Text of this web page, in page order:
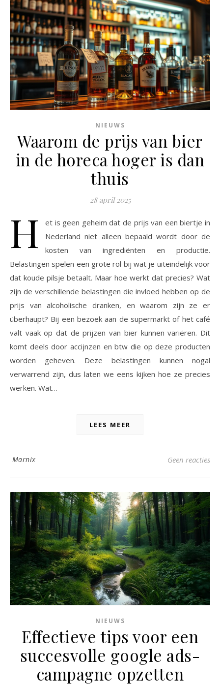
NIEUWS
Waarom de prijs van bier
in de horeca hoger is dan
thuis
28 april 2025
H
et is geen geheim dat de prijs van een biertje in
Nederland niet alleen bepaald wordt door de
kosten van ingrediënten en productie.
Belastingen spelen een grote rol bij wat je uiteindelijk voor
dat koude pilsje betaalt. Maar hoe werkt dat precies? Wat
zijn de verschillende belastingen die invloed hebben op de
prijs van alcoholische dranken, en waarom zijn ze er
überhaupt? Bij een bezoek aan de supermarkt of het café
valt vaak op dat de prijzen van bier kunnen variëren. Dit
komt deels door accijnzen en btw die op deze producten
worden geheven. Deze belastingen kunnen nogal
verwarrend zijn, dus laten we eens kijken hoe ze precies
werken. Wat…
LEES MEER
Marnix Geen reacties
NIEUWS
Effectieve tips voor een
succesvolle google ads-
campagne opzetten